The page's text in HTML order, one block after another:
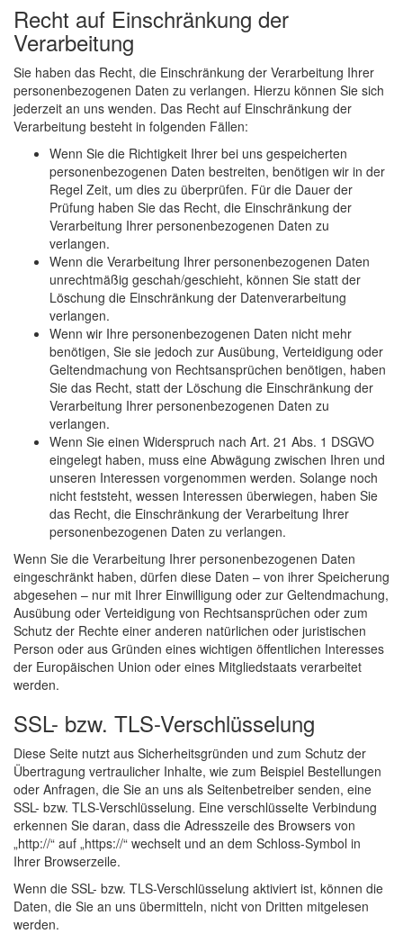
Recht auf Einschränkung der
Verarbeitung
Sie haben das Recht, die Einschränkung der Verarbeitung Ihrer
personenbezogenen Daten zu verlangen. Hierzu können Sie sich
jederzeit an uns wenden. Das Recht auf Einschränkung der
Verarbeitung besteht in folgenden Fällen:
Wenn Sie die Richtigkeit Ihrer bei uns gespeicherten
personenbezogenen Daten bestreiten, benötigen wir in der
Regel Zeit, um dies zu überprüfen. Für die Dauer der
Prüfung haben Sie das Recht, die Einschränkung der
Verarbeitung Ihrer personenbezogenen Daten zu
verlangen.
Wenn die Verarbeitung Ihrer personenbezogenen Daten
unrechtmäßig geschah/geschieht, können Sie statt der
Löschung die Einschränkung der Datenverarbeitung
verlangen.
Wenn wir Ihre personenbezogenen Daten nicht mehr
benötigen, Sie sie jedoch zur Ausübung, Verteidigung oder
Geltendmachung von Rechtsansprüchen benötigen, haben
Sie das Recht, statt der Löschung die Einschränkung der
Verarbeitung Ihrer personenbezogenen Daten zu
verlangen.
Wenn Sie einen Widerspruch nach Art. 21 Abs. 1 DSGVO
eingelegt haben, muss eine Abwägung zwischen Ihren und
unseren Interessen vorgenommen werden. Solange noch
nicht feststeht, wessen Interessen überwiegen, haben Sie
das Recht, die Einschränkung der Verarbeitung Ihrer
personenbezogenen Daten zu verlangen.
Wenn Sie die Verarbeitung Ihrer personenbezogenen Daten
eingeschränkt haben, dürfen diese Daten – von ihrer Speicherung
abgesehen – nur mit Ihrer Einwilligung oder zur Geltendmachung,
Ausübung oder Verteidigung von Rechtsansprüchen oder zum
Schutz der Rechte einer anderen natürlichen oder juristischen
Person oder aus Gründen eines wichtigen öffentlichen Interesses
der Europäischen Union oder eines Mitgliedstaats verarbeitet
werden.
SSL- bzw. TLS-Verschlüsselung
Diese Seite nutzt aus Sicherheitsgründen und zum Schutz der
Übertragung vertraulicher Inhalte, wie zum Beispiel Bestellungen
oder Anfragen, die Sie an uns als Seitenbetreiber senden, eine
SSL- bzw. TLS-Verschlüsselung. Eine verschlüsselte Verbindung
erkennen Sie daran, dass die Adresszeile des Browsers von
„http://“ auf „https://“ wechselt und an dem Schloss-Symbol in
Ihrer Browserzeile.
Wenn die SSL- bzw. TLS-Verschlüsselung aktiviert ist, können die
Daten, die Sie an uns übermitteln, nicht von Dritten mitgelesen
werden.